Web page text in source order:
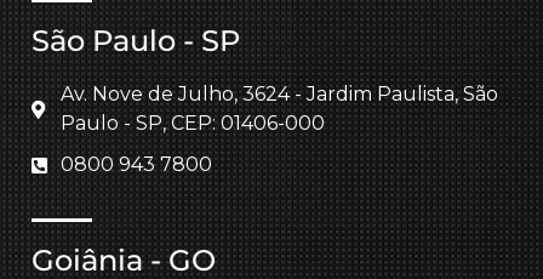
São Paulo - SP
Av. Nove de Julho, 3624 - Jardim Paulista, São
Paulo - SP, CEP: 01406-000
0800 943 7800
Goiânia - GO